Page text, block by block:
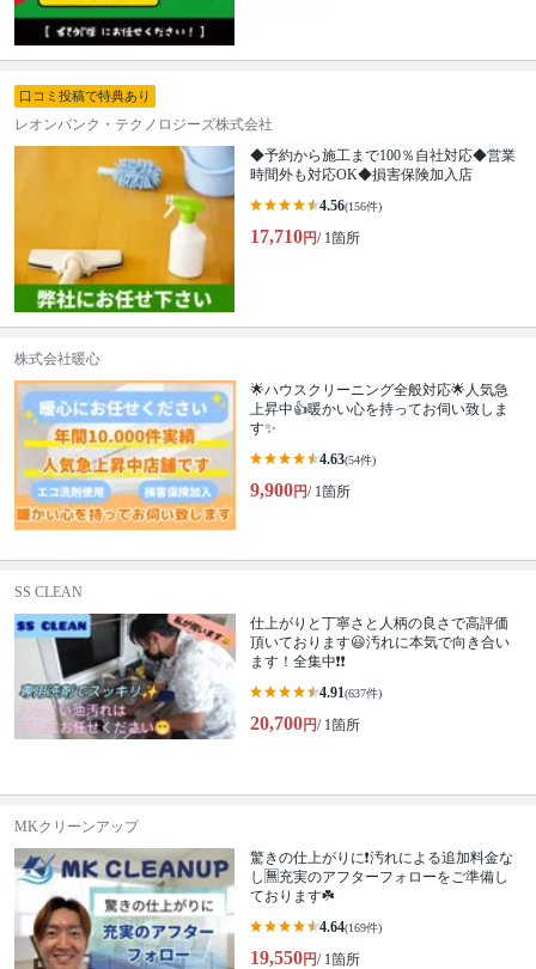
口コミ投稿で特典あり
レオンバンク・テクノロジーズ株式会社
◆予約から施工まで100％自社対応◆営業
時間外も対応OK◆損害保険加入店
4.56(156件)
17,710円/ 1箇所
株式会社暖心
🌟ハウスクリーニング全般対応🌟人気急
上昇中👍暖かい心を持ってお伺い致しま
す✨
4.63(54件)
9,900円/ 1箇所
SS CLEAN
仕上がりと丁寧さと人柄の良さで高評価
頂いております😃汚れに本気で向き合い
ます！全集中❗️❗️
4.91(637件)
20,700円/ 1箇所
MKクリーンアップ
驚きの仕上がりに❗️汚れによる追加料金な
し🈚️充実のアフターフォローをご準備し
ております☘️
4.64(169件)
19,550円/ 1箇所